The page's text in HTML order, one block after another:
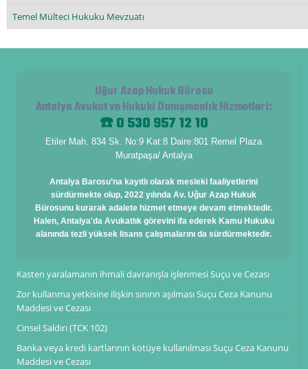
Temel Mülteci Hukuku Mevzuatı
Uğur Azap Hukuk Bürosu
Antalya Avukat ve Hukuki Danışmanlık Hizmetleri:
☎️ 0 530 957 12 10
Etiler Mah. 834 Sk. No:9 Kat:8 Daire:801 Remel Plaza
Muratpaşa/ Antalya
Antalya Barosu’na kayıtlı olarak mesleki faaliyetlerini
sürdürmekte olup, 2022 yılında Av. Uğur Azap Hukuk
Bürosunu kurarak adalete hizmet etmeye devam etmektedir.
Halen, Antalya'da Avukatlık görevini ifa ederek Kamu Hukuku
alanında tezli yüksek lisans çalışmalarını da sürdürmektedir.
Kasten yaralamanın ihmali davranışla işlenmesi Suçu ve Cezası
Zor kullanma yetkisine ilişkin sınırın aşılması Suçu Ceza Kanunu
Maddesi ve Cezası
Cinsel Saldırı (TCK 102)
Banka veya kredi kartlarının kötüye kullanılması Suçu Ceza Kanunu
Maddesi ve Cezası